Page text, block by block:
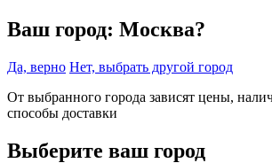
Ваш город: Москва?
Да, верно Нет, выбрать другой город
От выбранного города зависят цены,
способы доставки
Выберите ваш город